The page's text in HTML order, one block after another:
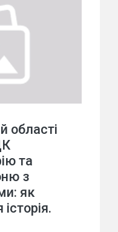
області
та
з
як